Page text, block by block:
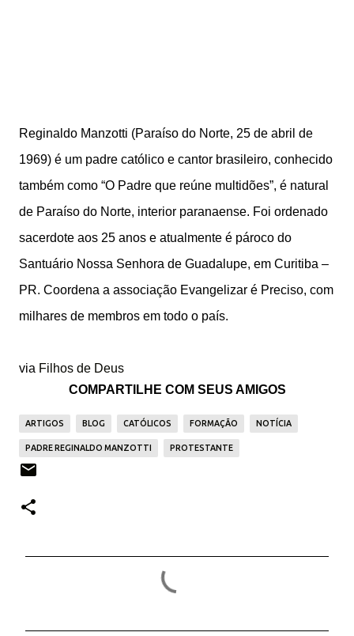
Reginaldo Manzotti (Paraíso do Norte, 25 de abril de
1969) é um padre católico e cantor brasileiro, conhecido
também como “O Padre que reúne multidões”, é natural
de Paraíso do Norte, interior paranaense. Foi ordenado
sacerdote aos 25 anos e atualmente é pároco do
Santuário Nossa Senhora de Guadalupe, em Curitiba –
PR. Coordena a associação Evangelizar é Preciso, com
milhares de membros em todo o país.
via Filhos de Deus
COMPARTILHE COM SEUS AMIGOS
ARTIGOS BLOG CATÓLICOS FORMAÇÃO NOTÍCIA
PADRE REGINALDO MANZOTTI PROTESTANTE